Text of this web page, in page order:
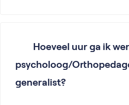
Hoeveel uur ga ik
psycholoog/
generalist?